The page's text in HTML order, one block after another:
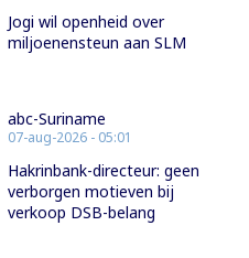
Jogi wil openheid over
miljoenensteun aan SLM
abc-Suriname
07-aug-2026 - 05:01
Hakrinbank-directeur: geen
verborgen motieven bij
verkoop DSB-belang